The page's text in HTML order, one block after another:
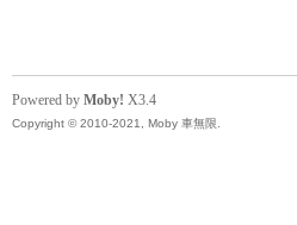
Powered by Moby! X3.4
Copyright © 2010-2021, Moby 車無限.